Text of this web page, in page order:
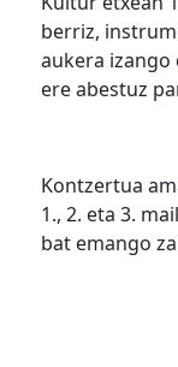
berriz,
aukera
ere abestuz
Kontzertua
1., 2. eta 3.
bat emango